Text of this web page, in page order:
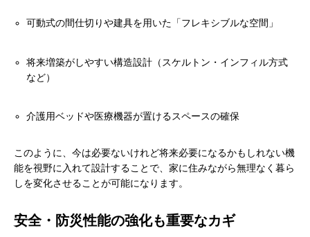
可動式の間仕切りや建具を用いた「フレキシブルな空間」
将来増築がしやすい構造設計（スケルトン・インフィル方式
など）
介護用ベッドや医療機器が置けるスペースの確保
このように、今は必要ないけれど将来必要になるかもしれない機
能を視野に入れて設計することで、家に住みながら無理なく暮ら
しを変化させることが可能になります。
安全・防災性能の強化も重要なカギ